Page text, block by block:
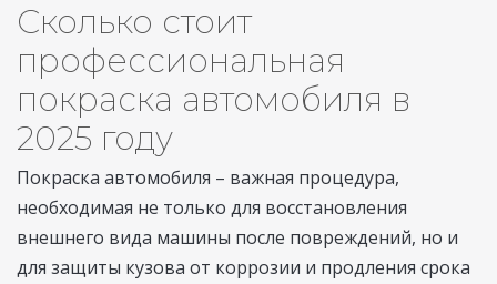
Сколько стоит
профессиональная
покраска автомобиля в
2025 году
Покраска автомобиля – важная процедура,
необходимая не только для восстановления
внешнего вида машины после повреждений, но и
для защиты кузова от коррозии и продления срока